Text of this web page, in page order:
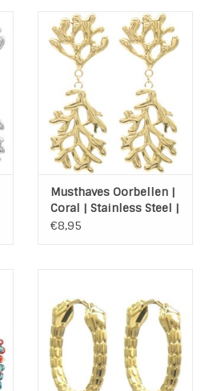
Musthaves Oorbellen |
Coral | Stainless Steel |
Gold
€8,95